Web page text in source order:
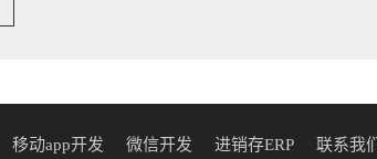
移动app开发 微信开发 进销存ERP 联系我们